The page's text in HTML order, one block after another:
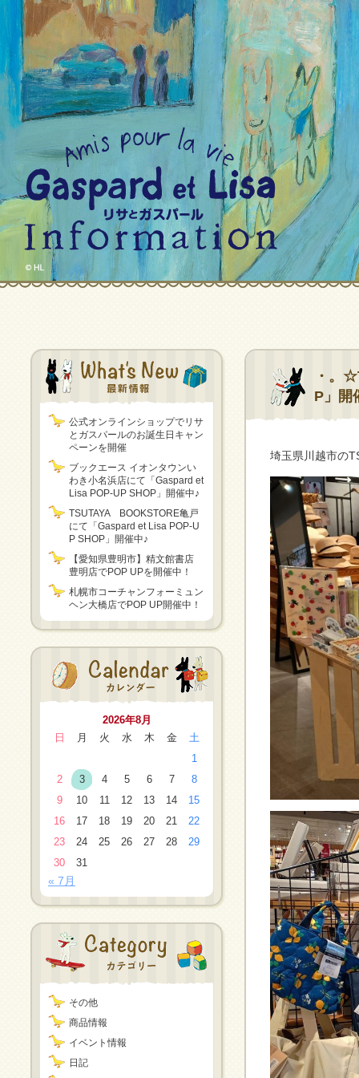
公式オンラインショップでリサ
とガスパールのお誕生日キャン
ペーンを開催
ブックエース イオンタウンい
わき小名浜店にて「Gaspard et
Lisa POP-UP SHOP」開催中♪
TSUTAYA BOOKSTORE亀戸
にて「Gaspard et Lisa POP-U
P SHOP」開催中♪
【愛知県豊明市】精文館書店
豊明店でPOP UPを開催中！
札幌市コーチャンフォーミュン
ヘン大橋店でPOP UP開催中！
2026年8月
日
月 火 水 木 金
土
1
2
3 4 5 6 7
8
9
10 11 12 13 14
15
16
17 18 19 20 21
22
23
24 25 26 27 28
29
30
31
« 7月
その他
商品情報
イベント情報
日記
・。
P」開
埼玉県川越市の